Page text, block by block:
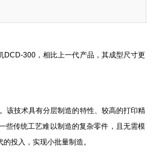
300，相比上一代产品，其成型尺寸更
技术具有分层制造的特性、较高的打印精
些传统工艺难以制造的复杂零件，且无需模
投入，实现小批量制造。